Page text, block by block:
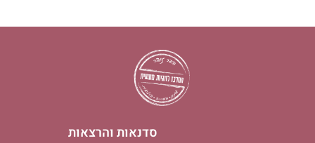
סדנאות והרצאות